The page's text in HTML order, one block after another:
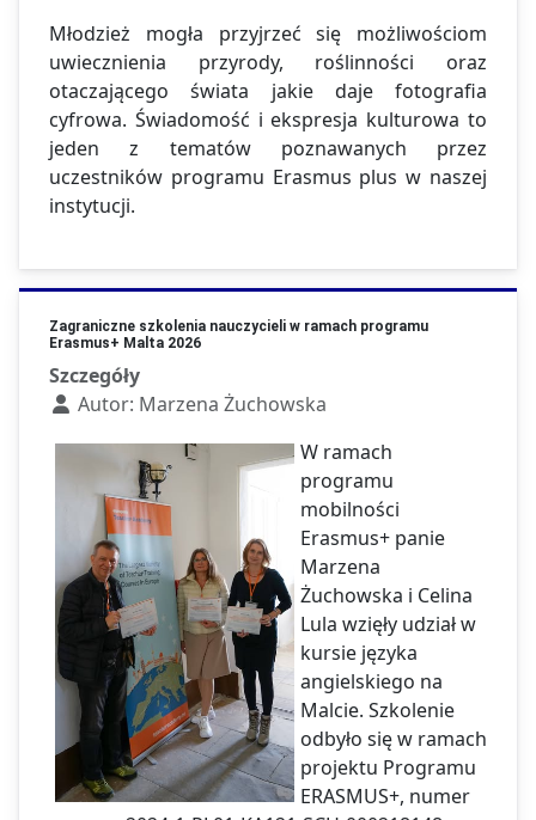
Młodzież mogła przyjrzeć się możliwościom
uwiecznienia przyrody, roślinności oraz
otaczającego świata jakie daje fotografia
cyfrowa. Świadomość i ekspresja kulturowa to
jeden z tematów poznawanych przez
uczestników programu Erasmus plus w naszej
instytucji.
Zagraniczne szkolenia nauczycieli w ramach programu
Erasmus+ Malta 2026
Szczegóły
Autor: Marzena Żuchowska
W ramach
programu
mobilności
Erasmus+ panie
Marzena
Żuchowska i Celina
Lula wzięły udział w
kursie języka
angielskiego na
Malcie. Szkolenie
odbyło się w ramach
projektu Programu
ERASMUS+, numer